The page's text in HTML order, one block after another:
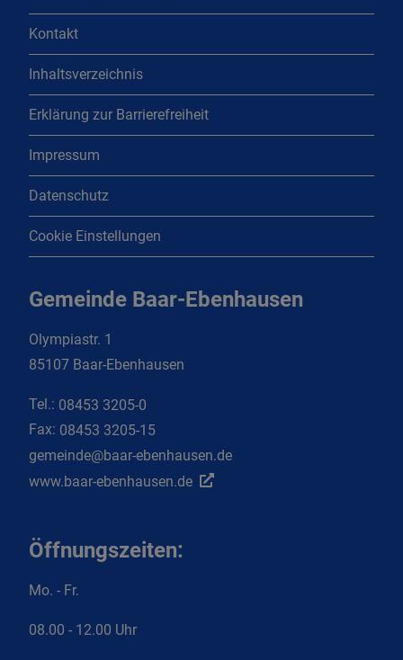
Kontakt
Inhaltsverzeichnis
Erklärung zur Barrierefreiheit
Impressum
Datenschutz
Cookie Einstellungen
Gemeinde Baar-Ebenhausen
Olympiastr. 1
85107 Baar-Ebenhausen
Tel.: 08453 3205-0
Fax: 08453 3205-15
gemeinde@baar-ebenhausen.de
www.baar-ebenhausen.de
Öffnungszeiten:
Mo. - Fr.
08.00 - 12.00 Uhr